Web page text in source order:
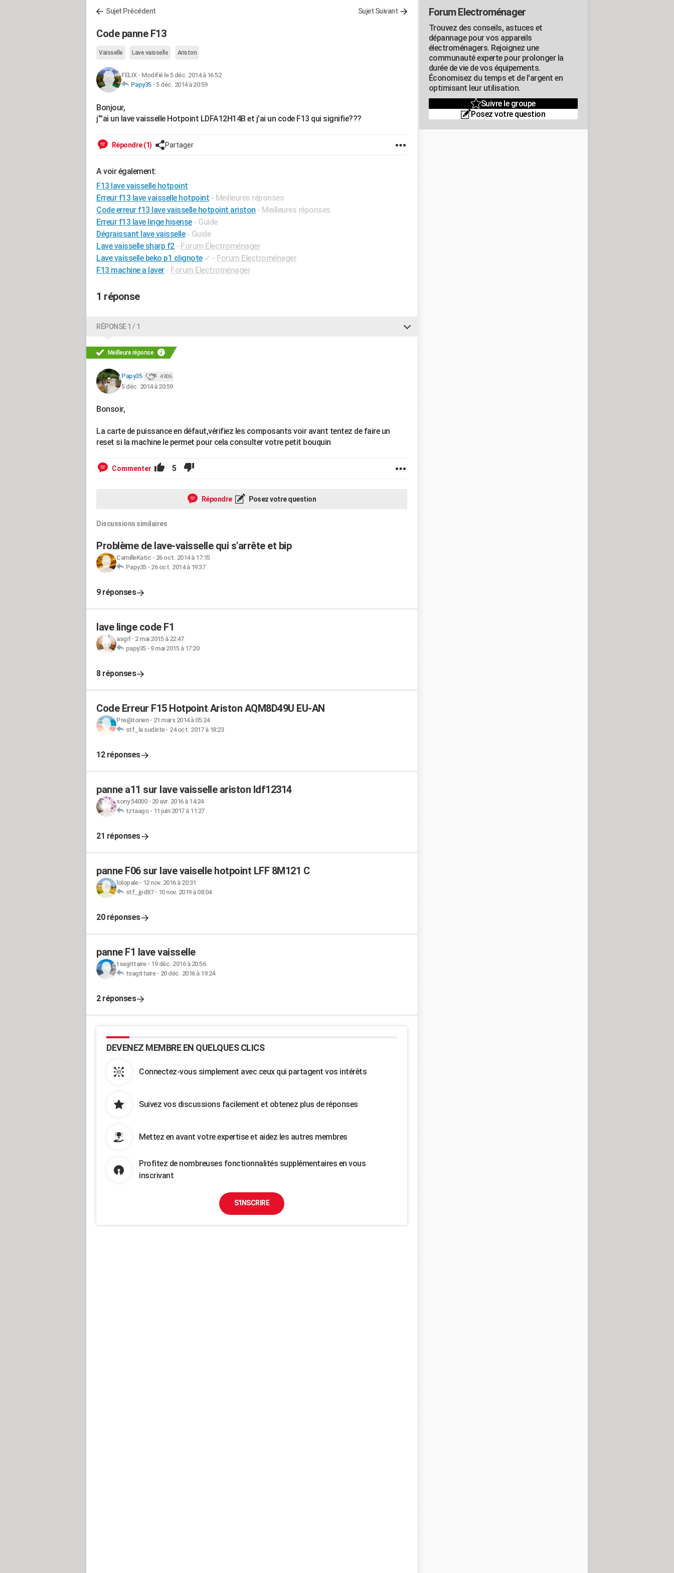
Sujet Précédent Sujet Suivant
Code panne F13
Vaisselle Lave vaisselle Ariston
FELIX- Modifié le 5 déc. 2014 à 16:52
Papy35- 5 déc. 2014 à 20:59
Bonjour,
j"'ai un lave vaisselle Hotpoint LDFA12H14B et j'ai un code F13 qui signifie???
Répondre (1) Partager
A voir également:
F13 lave vaisselle hotpoint
Erreur f13 lave vaisselle hotpoint - Meilleures réponses
Code erreur f13 lave vaisselle hotpoint ariston - Meilleures réponses
Erreur f13 lave linge hisense - Guide
Dégraissant lave vaisselle - Guide
Lave vaisselle sharp f2 - Forum Electroménager
Lave vaisselle beko p1 clignote ✓ - Forum Electroménager
F13 machine a laver - Forum Electroménager
1 réponse
RÉPONSE 1 / 1
Meilleure réponse
Papy35 4 806
5 déc. 2014 à 20:59
Bonsoir,
La carte de puissance en défaut,vérifiez les composants voir avant tentez de faire un
reset si la machine le permet pour cela consulter votre petit bouquin
Commenter 5
Répondre Posez votre question
Discussions similaires
Problème de lave-vaisselle qui s'arrête et bip
CamilleKatic - 26 oct. 2014 à 17:15
Papy35- 26 oct. 2014 à 19:37
9 réponses
lave linge code F1
asgrl - 2 mai 2015 à 22:47
papy35- 9 mai 2015 à 17:20
8 réponses
Code Erreur F15 Hotpoint Ariston AQM8D49U EU-AN
Pre@torien- 21 mars 2014 à 05:24
stf_la sudiste- 24 oct. 2017 à 18:23
12 réponses
panne a11 sur lave vaisselle ariston ldf12314
sony 54000- 20 avr. 2016 à 14:24
tztaago- 11 juin 2017 à 11:27
21 réponses
panne F06 sur lave vaiselle hotpoint LFF 8M121 C
lolopale- 12 nov. 2016 à 20:31
stf_jpd87- 10 nov. 2019 à 08:04
20 réponses
panne F1 lave vaisselle
tsagittaire- 19 déc. 2016 à 20:56
tsagittaire- 20 déc. 2016 à 19:24
2 réponses
DEVENEZ MEMBRE EN QUELQUES CLICS
Connectez-vous simplement avec ceux qui partagent vos intérêts
Suivez vos discussions facilement et obtenez plus de réponses
Mettez en avant votre expertise et aidez les autres membres
Profitez de nombreuses fonctionnalités supplémentaires en vous
inscrivant
S'INSCRIRE
Forum Electroménager
Trouvez des conseils, astuces et
dépannage pour vos appareils
électroménagers. Rejoignez une
communauté experte pour prolonger la
durée de vie de vos équipements.
Économisez du temps et de l'argent en
optimisant leur utilisation.
Suivre le groupe
Posez votre question